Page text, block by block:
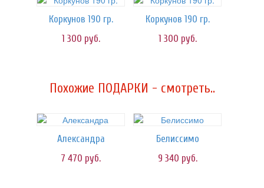
Коркунов 190 гр.
1 300 руб.
Коркунов 190 гр.
1 300 руб.
Похожие ПОДАРКИ - смотреть..
Александра
7 470 руб.
Белиссимо
9 340 руб.